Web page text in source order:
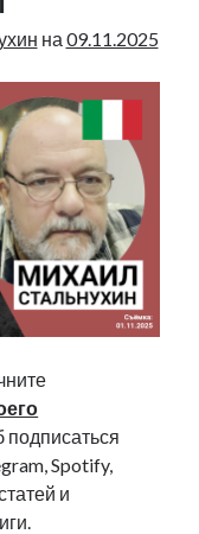
истории
нарва
на 09.11.2025
подписаться
Spotify,
и